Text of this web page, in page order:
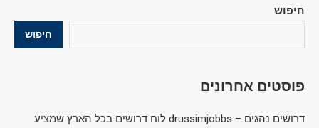
חיפוש
חיפוש
פוסטים אחרונים
דרושים נהגים – drussimjobbs לוח דרושים בכל הארץ שמציע